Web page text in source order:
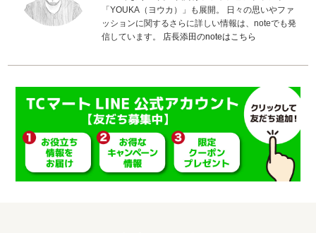
「YOUKA（ヨウカ）」も展開。 日々の思いやファ
ッションに関するさらに詳しい情報は、noteでも発
信しています。
店長添田のnoteはこちら